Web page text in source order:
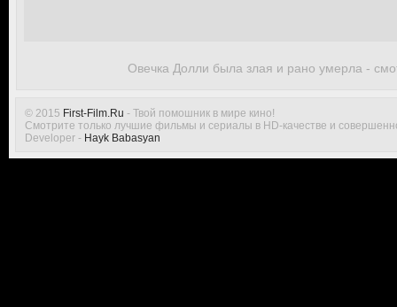
Овечка Долли была злая и рано умерла -
© 2015 First-Film.Ru - Твой помошник в мире кино!
Смотрите только лучшие фильмы и сериалы в HD-качестве и
Developer - Hayk Babasyan